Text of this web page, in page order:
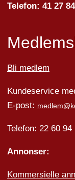
Telefon: 41 27
Bli medlem
Kundeservice
E-post:
Telefon: 22 60 94
Annonser:
Kommersielle